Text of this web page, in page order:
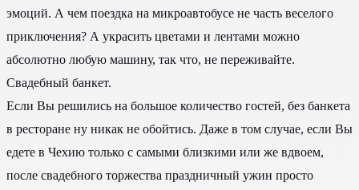
эмоций. А чем поездка на микроавтобусе не часть веселого
приключения? А украсить цветами и лентами можно
абсолютно любую машину, так что, не переживайте.
Свадебный банкет.
Если Вы решились на большое количество гостей, без банкета
в ресторане ну никак не обойтись. Даже в том случае, если Вы
едете в Чехию только с самыми близкими или же вдвоем,
после свадебного торжества праздничный ужин просто